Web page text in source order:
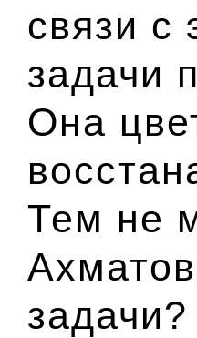
связи с
задачи
Она
Тем не
задачи?